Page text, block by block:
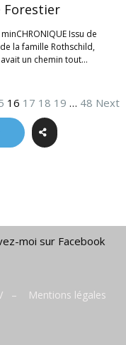
Forestier
Issu de
la famille Rothschild,
un chemin tout…
16 17 18 19 … 48 Next
moi sur Facebook
– Mentions légales